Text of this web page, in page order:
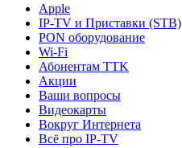
Apple
IP-TV и Приставки (STB)
PON оборудование
Wi-Fi
Абонентам TTK
Акции
Ваши вопросы
Видеокарты
Вокруг Интернета
Всё про IP-TV